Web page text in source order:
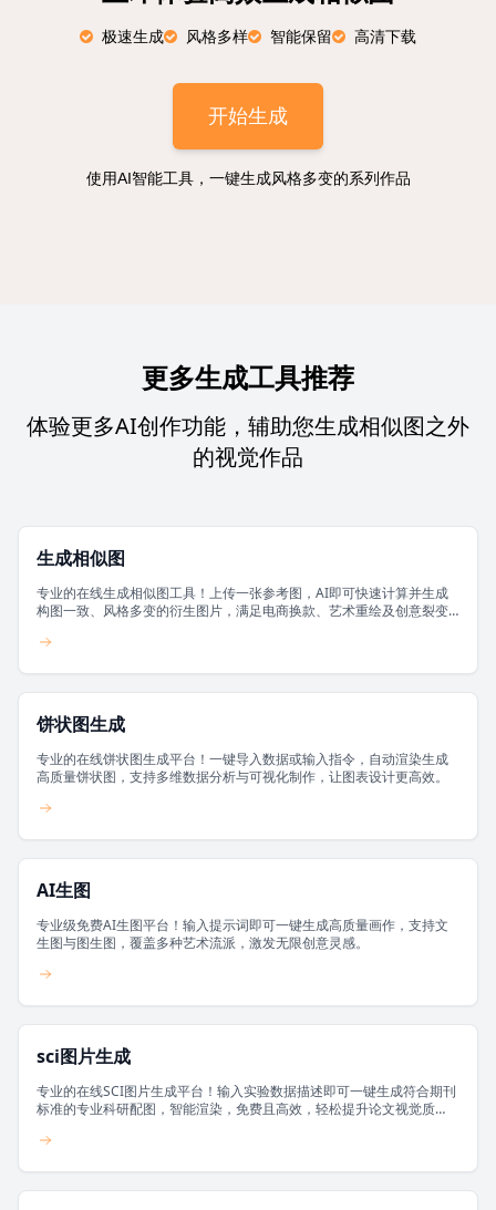
极速生成 风格多样 智能保留 高清下载
开始生成
使用AI智能工具，一键生成风格多变的系列作品
更多生成工具推荐
体验更多AI创作功能，辅助您生成相似图之外
的视觉作品
生成相似图
专业的在线生成相似图工具！上传一张参考图，AI即可快速计算并生成
构图一致、风格多变的衍生图片，满足电商换款、艺术重绘及创意裂变
饼状图生成
专业的在线饼状图生成平台！一键导入数据或输入指令，自动渲染生成
高质量饼状图，支持多维数据分析与可视化制作，让图表设计更高效。
AI生图
专业级免费AI生图平台！输入提示词即可一键生成高质量画作，支持文
生图与图生图，覆盖多种艺术流派，激发无限创意灵感。
sci图片生成
专业的在线SCI图片生成平台！输入实验数据描述即可一键生成符合期刊
标准的专业科研配图，智能渲染，免费且高效，轻松提升论文视觉质